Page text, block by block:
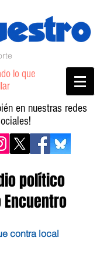
lo que
en nuestras redes
político
contra local